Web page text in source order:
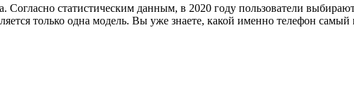
статистическим данным, в 2020 году пользователи
только одна модель. Вы уже знаете, какой именно телефон